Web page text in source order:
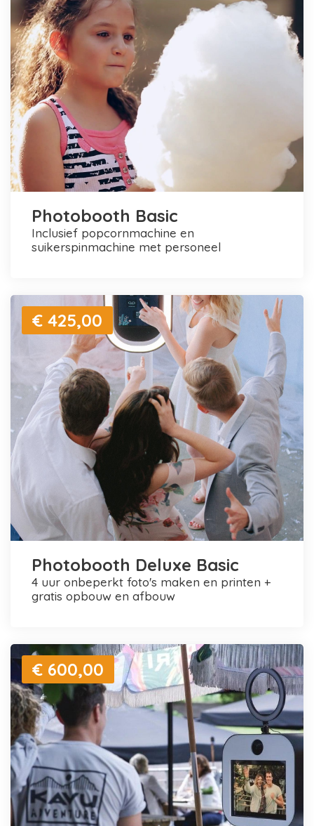
Photobooth Basic
inclusief popcornmachine en
suikerspinmachine met personeel
€ 425,00
Photobooth Deluxe Basic
4 uur onbeperkt foto's maken en printen +
gratis opbouw en afbouw
€ 600,00